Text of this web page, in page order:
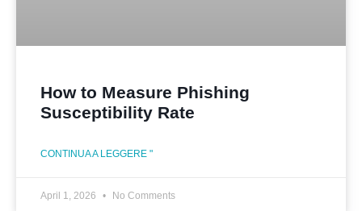
How to Measure Phishing
Susceptibility Rate
CONTINUA A LEGGERE "
April 1, 2026 No Comments